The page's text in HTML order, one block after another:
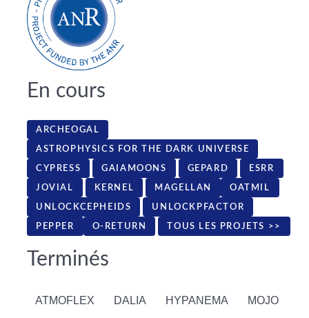
En cours
ARCHEOGAL
ASTROPHYSICS FOR THE DARK UNIVERSE
CYPRESS GAIAMOONS GEPARD ESRR
JOVIAL KERNEL MAGELLAN OATMIL
UNLOCKCEPHEIDS UNLOCKPFACTOR
PEPPER O-RETURN TOUS LES PROJETS >>
Terminés
ATMOFLEX DALIA HYPANEMA MOJO